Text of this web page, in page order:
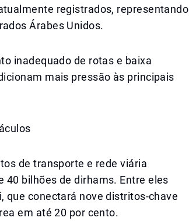
registrados, representando
Árabes Unidos.
inadequado de rotas e baixa
mais pressão às principais
de transporte e rede viária
40 bilhões de dirhams. Entre eles
que conectará nove distritos-chave
em até 20 por cento.